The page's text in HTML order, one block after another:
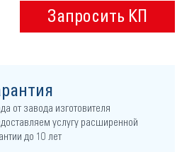
Запросить КП
от завода изготовителя
услугу расширенной
до 10 лет